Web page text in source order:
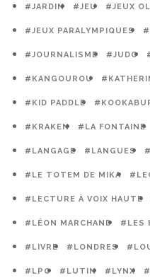
#JARDIN #JEU #JEUX
#JEUX PARALYMPIQUES
#JOURNALISME #JUDO
#KANGOUROU
#KID PADDLE
#KRAKEN #LA FONTAINE
#LANGAGE #LANGUES
#LE TOTEM DE MIKA
#LECTURE À VOIX HAUTE
#LÉON MARCHAND #LES
#LIVRE #LONDRES
#LPO #LUTIN #LYNX